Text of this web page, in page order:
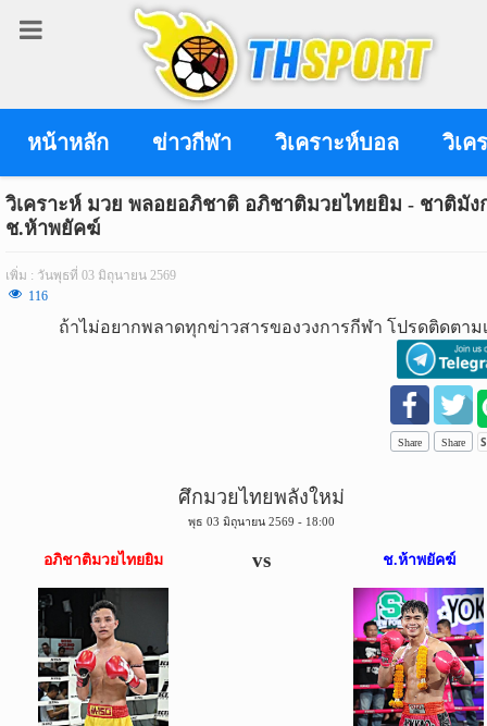
หน้าหลัก ข่าวกีฬา วิเคราะห์บอล วิเค
วิเคราะห์ มวย พลอยอภิชาติ อภิชาติมวยไทยยิม - ชาติมัง
ช.ห้าพยัคฆ์
เพิ่ม : วันพุธที่ 03 มิถุนายน 2569
116
ถ้าไม่อยากพลาดทุกข่าวสารของวงการกีฬา โปรดติดตาม
Share Share
ศึกมวยไทยพลังใหม่
พุธ 03 มิถุนายน 2569 - 18:00
อภิชาติมวยไทยยิม vs ช.ห้าพยัคฆ์
เข้า
สมัคร
ไทย
ข่าว
ฟุตบอล
ต่าง
ประเทศ